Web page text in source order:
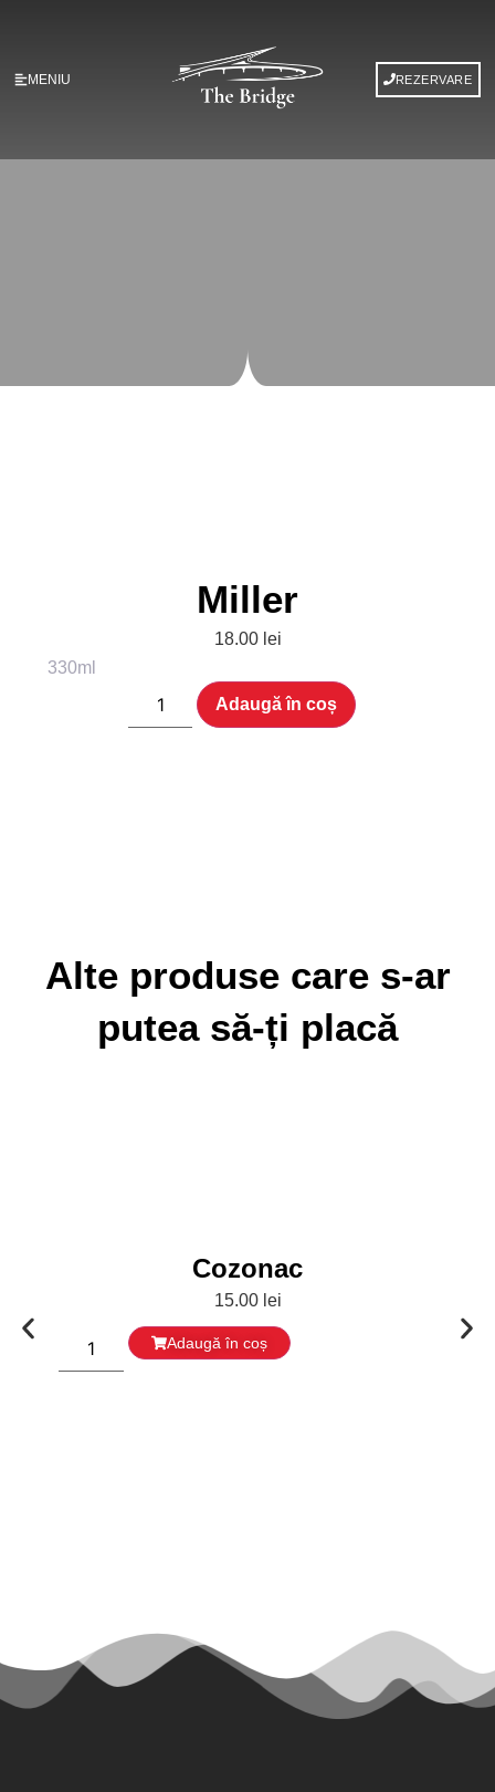
MENIU REZERVARE
Miller
18.00 lei
330ml
Adaugă în coș
Alte produse care s-ar
putea să-ți placă
Cozonac
15.00 lei
Adaugă în coș